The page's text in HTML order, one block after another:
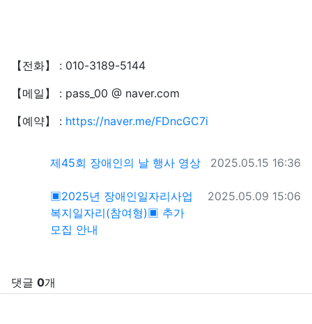
【전화】 : 010-3189-5144
【메일】 : pass_00 @ naver.com
【예약】 : https://naver.me/FDncGC7i
관련자료제45회 장애인의 날 행사 영상 작성일
2025.05.15 16:36
▣2025년 장애인일자리사업
복지일자리(참여형)▣ 추가
모집 안내
작성일
2025.05.09 15:06
댓글 0개